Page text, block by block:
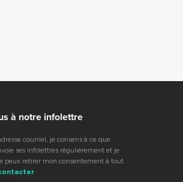
à notre infolettre
courriel, je consens à ce que
ses infolettres régulièrement et je
peux retirer mon consentement à tout